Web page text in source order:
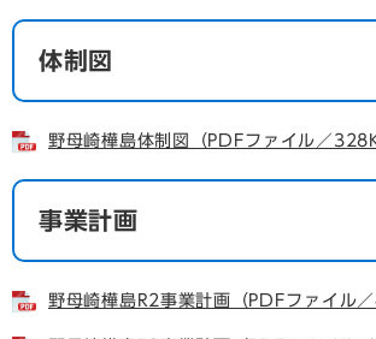
体制図
野母崎樺島体制図（PDFファイル／
事業計画
野母崎樺島R2事業計画（PDFファイル／